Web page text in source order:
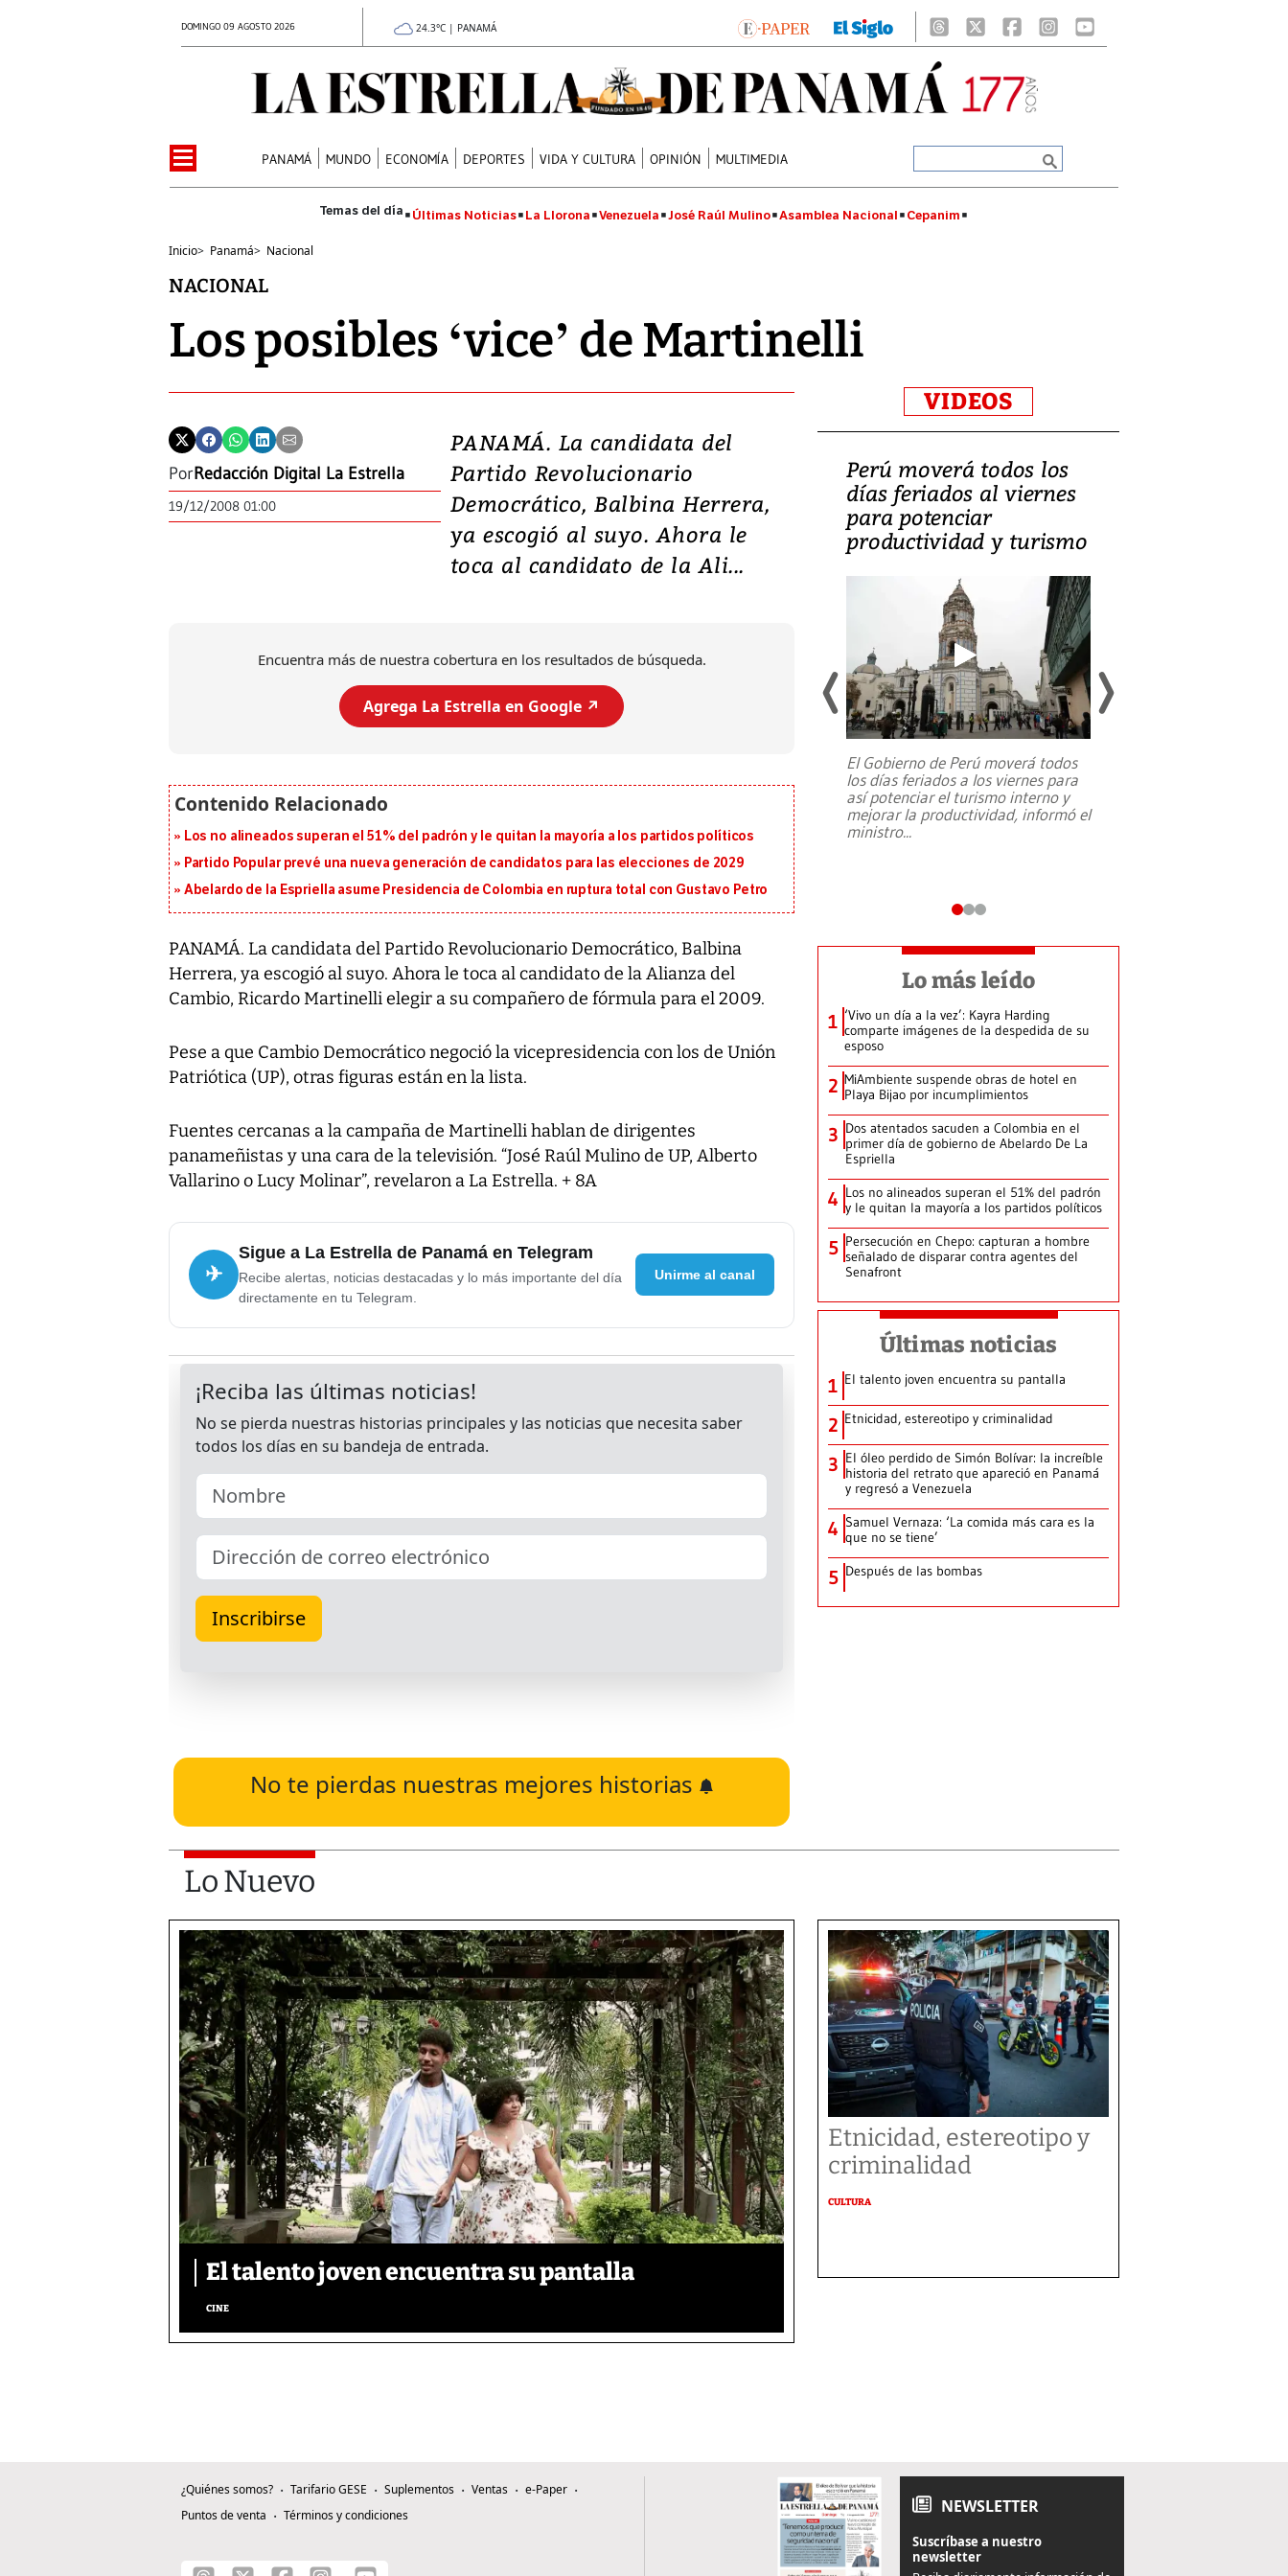
DOMINGO 09 AGOSTO 2026 24.3°C | PANAMÁ
PANAMÁ MUNDO ECONOMÍA DEPORTES VIDA Y CULTURA OPINIÓN MULTIMEDIA
Últimas Noticias La Llorona Venezuela José Raúl Mulino Asamblea Nacional Cepanim
Inicio> Panamá> Nacional
NACIONAL
Los posibles ‘vice’ de Martinelli
PorRedacción Digital La Estrella
19/12/2008 01:00
PANAMÁ. La candidata del
Partido Revolucionario
Democrático, Balbina Herrera,
ya escogió al suyo. Ahora le
toca al candidato de la Ali...
Encuentra más de nuestra cobertura en los resultados de búsqueda.
Agrega La Estrella en Google ↗️
Los no alineados superan el 51% del padrón y le quitan la mayoría a los partidos políticos
Partido Popular prevé una nueva generación de candidatos para las elecciones de 2029
Abelardo de la Espriella asume Presidencia de Colombia en ruptura total con Gustavo Petro
PANAMÁ. La candidata del Partido Revolucionario Democrático, Balbina
Herrera, ya escogió al suyo. Ahora le toca al candidato de la Alianza del
Cambio, Ricardo Martinelli elegir a su compañero de fórmula para el 2009.
Pese a que Cambio Democrático negoció la vicepresidencia con los de Unión
Patriótica (UP), otras figuras están en la lista.
Fuentes cercanas a la campaña de Martinelli hablan de dirigentes
panameñistas y una cara de la televisión. “José Raúl Mulino de UP, Alberto
Vallarino o Lucy Molinar”, revelaron a La Estrella. + 8A
✈
Sigue a La Estrella de Panamá en Telegram
Recibe alertas, noticias destacadas y lo más importante del día
directamente en tu Telegram.
Unirme al canal
No te pierdas nuestras mejores historias
VIDEOS
Video: Lula lanza su
candidatura con
promesas de inversión
en defensa, educación y
tierras raras
Entre recuerdos y escuetas
da Silva, oficializó este domingo su
candidatura...
Perú moverá todos los
días feriados al viernes
para potenciar
productividad y turismo
El Gobierno de Perú moverá todos
los días feriados a los viernes para
así potenciar el turismo interno y
mejorar la productividad, informó el
ministro...
Lo más leído
1 ‘Vivo un día a la vez’: Kayra Harding
comparte imágenes de la despedida de su
esposo
2 MiAmbiente suspende obras de hotel en
Playa Bijao por incumplimientos
3 Dos atentados sacuden a Colombia en el
primer día de gobierno de Abelardo De La
Espriella
4 Los no alineados superan el 51% del padrón
y le quitan la mayoría a los partidos políticos
5 Persecución en Chepo: capturan a hombre
señalado de disparar contra agentes del
Senafront
Últimas noticias
1 El talento joven encuentra su pantalla​
2 Etnicidad, estereotipo y criminalidad
3 El óleo perdido de Simón Bolívar: la increíble
historia del retrato que apareció en Panamá
y regresó a Venezuela
4 Samuel Vernaza: ‘La comida más cara es la
que no se tiene’
5 Después de las bombas
Lo Nuevo
El talento joven encuentra su pantalla​
CINE
Etnicidad, estereotipo y
criminalidad
CULTURA
¿Quiénes somos? Tarifario GESE Suplementos Ventas
e-Paper
Puntos de venta
Términos y condiciones NEWSLETTER
Suscríbase a nuestro
newsletter